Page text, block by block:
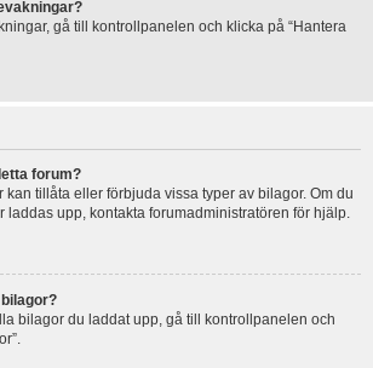
gå till kontrollpanelen och klicka på “Hantera
forum?
kan tillåta eller förbjuda vissa typer av bilagor. Om du
laddas upp, kontakta forumadministratören för hjälp.
bilagor du laddat upp, gå till kontrollpanelen och